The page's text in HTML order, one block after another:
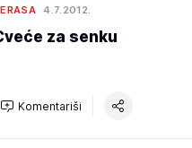
4.7.2012.
za senku
Komentariši